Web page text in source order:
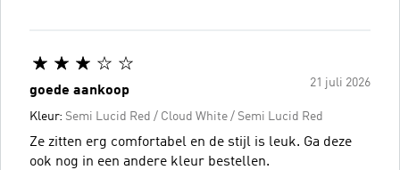
21 juli 2026
goede aankoop
Kleur: Semi Lucid Red / Cloud White / Semi Lucid Red
Ze zitten erg comfortabel en de stijl is leuk. Ga deze
ook nog in een andere kleur bestellen.